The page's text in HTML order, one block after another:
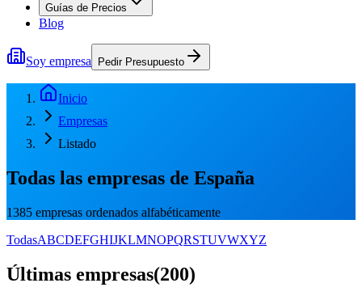
Guías de Precios
Blog
Soy empresa Pedir Presupuesto
Inicio
Empresas
Listado
Todas las empresas de España
1385 empresas ordenados alfabéticamente
TodasABCDEFGHIJKLMNOPQRSTUVWXYZ
Últimas empresas(200)